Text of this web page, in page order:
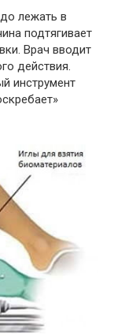
лежать в
подтягивает
Врач вводит
действия.
инструмент